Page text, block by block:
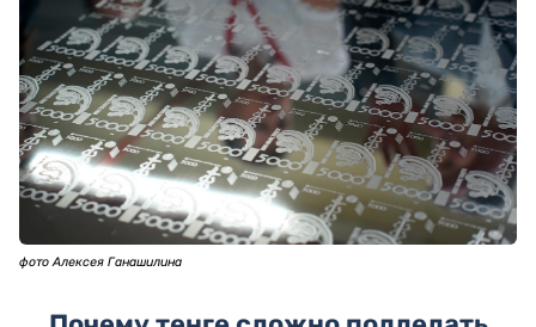
фото Алексея Ганашилина